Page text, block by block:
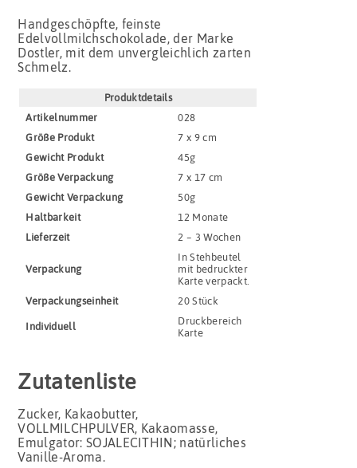
Handgeschöpfte, feinste
Edelvollmilchschokolade, der Marke
Dostler, mit dem unvergleichlich zarten
Schmelz.
Produktdetails
Artikel­nummer
028
Größe Produkt
7 x 9 cm
Gewicht Produkt
45g
Größe Verpackung
7 x 17 cm
Gewicht Verpackung
50g
Haltbar­keit
12 Monate
Lieferzeit
2 – 3 Wochen
Verpackung
In Stehbeutel
mit bedruckter
Karte verpackt.
Verpackungs­einheit
20 Stück
Indivi­duell
Druckbereich
Karte
Zutatenliste
Zucker, Kakaobutter,
VOLLMILCHPULVER, Kakaomasse,
Emulgator: SOJALECITHIN; natürliches
Vanille-Aroma.